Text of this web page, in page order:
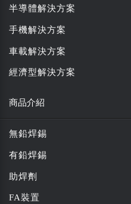
半導體解決方案
手機解決方案
車載解決方案
經濟型解決方案
商品介紹
無鉛焊錫
有鉛焊錫
助焊劑
FA裝置